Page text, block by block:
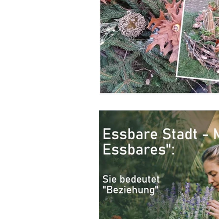
Gemeinschaftsgärten
Landwirte und Vereine um
Linzer Obstbaumgärten
Perma-Gemüse